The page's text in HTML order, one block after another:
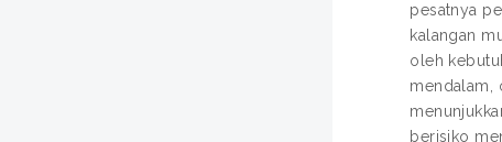
pesatnya
kalangan
oleh
mendalam,
berisiko